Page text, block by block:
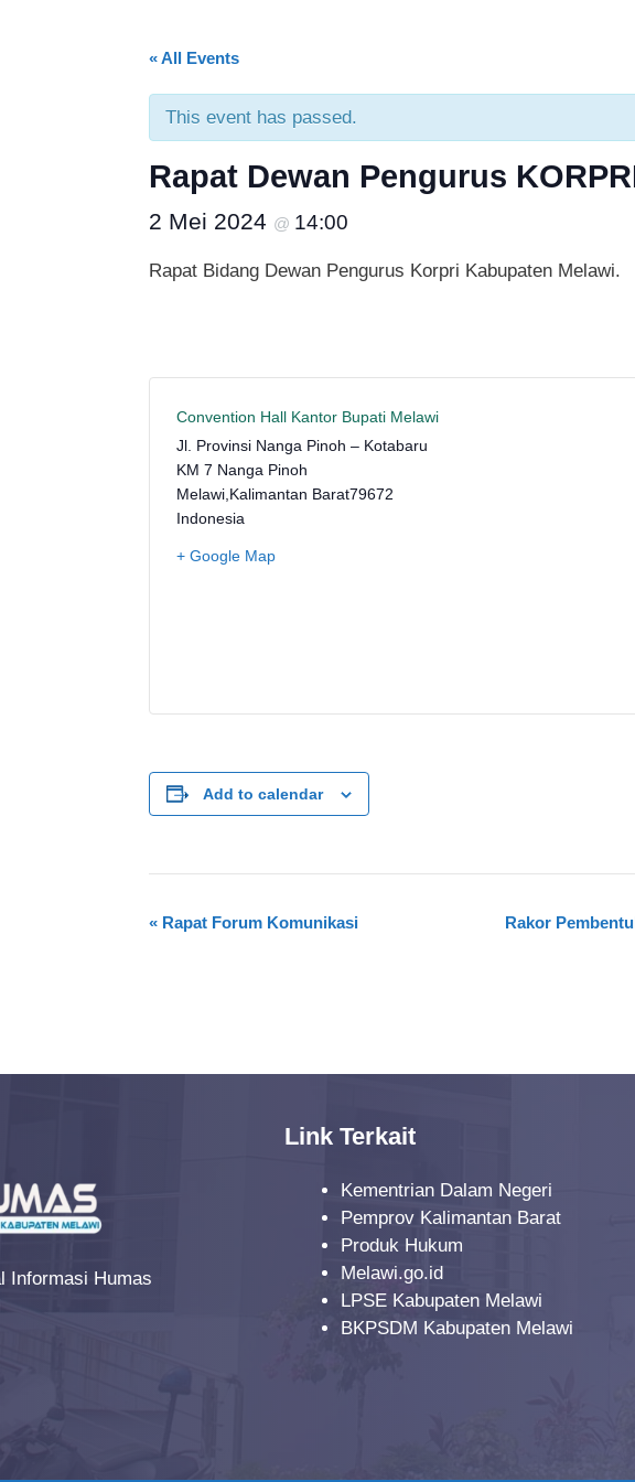
« All Events
This event has passed.
Rapat Dewan Pengurus
2 Mei 2024 @ 14:00
Rapat Bidang Dewan Pengurus Korpri Kabupaten Melawi.
Convention Hall Kantor Bupati Melawi
Jl. Provinsi Nanga Pinoh – Kotabaru
KM 7 Nanga Pinoh
Melawi Kalimantan Barat79672
Indonesia
+ Google Map
Add to calendar
E
t
a
« Rapat Forum Komunikasi Rakor
Informasi Humas
Link Terkait
Kementrian Dalam Negeri
Pemprov Kalimantan Barat
Produk Hukum
Melawi.go.id
LPSE Kabupaten Melawi
BKPSDM Kabupaten Melawi